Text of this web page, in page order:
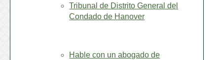
Tribunal de Distrito General del
Condado de Hanover
Hable con un abogado de